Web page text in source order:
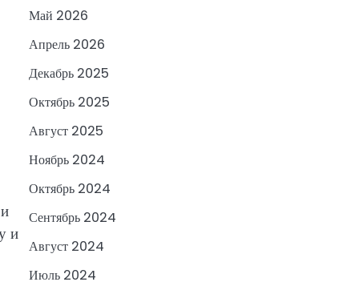
и
Май 2026
Апрель 2026
Декабрь 2025
Октябрь 2025
Август 2025
Ноябрь 2024
Октябрь 2024
Сентябрь 2024
Август 2024
Июль 2024